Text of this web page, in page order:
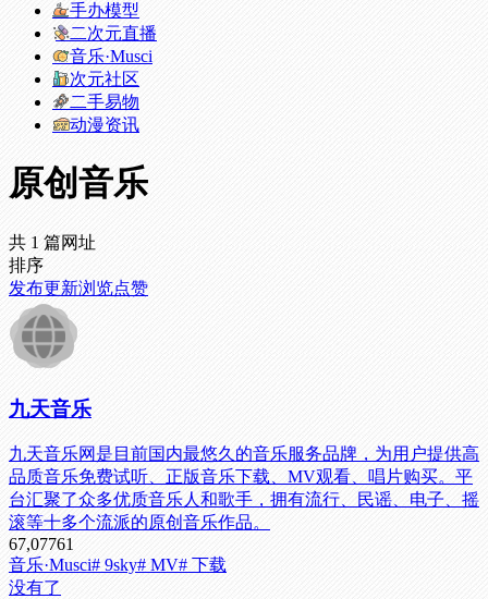
手办模型
二次元直播
音乐·Musci
次元社区
二手易物
动漫资讯
原创音乐
共 1 篇网址
排序
发布更新浏览点赞
九天音乐
九天音乐网是目前国内最悠久的音乐服务品牌，为用户提供高
品质音乐免费试听、正版音乐下载、MV观看、唱片购买。平
台汇聚了众多优质音乐人和歌手，拥有流行、民谣、电子、摇
滚等十多个流派的原创音乐作品。
67,07761
音乐·Musci# 9sky# MV# 下载
没有了